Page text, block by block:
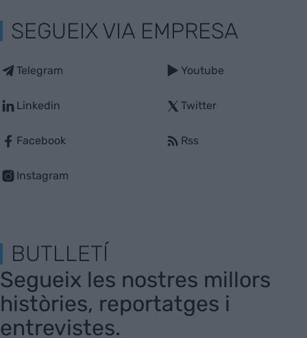
SEGUEIX VIA EMPRESA
Telegram
Linkedin
Facebook
Instagram
Youtube
Twitter
Rss
BUTLLETÍ
Segueix les nostres millors
històries, reportatges i
entrevistes.